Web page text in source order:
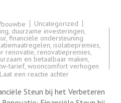
Uncategorized
, duurzame investeringen,
,financiële ondersteuning
, isolatiepremies,
renovatie, renovatiepremies,
en betaalbaar maken,
tarief, wooncomfort verhogen
Laat een reactie achterop
Steun:
Ontdek
Steun bij het Verbeteren